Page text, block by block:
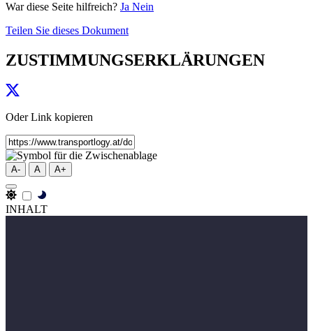
War diese Seite hilfreich? Ja Nein
Teilen Sie dieses Dokument
ZUSTIMMUNGSERKLÄRUNGEN
Oder Link kopieren
A- A A+
INHALT